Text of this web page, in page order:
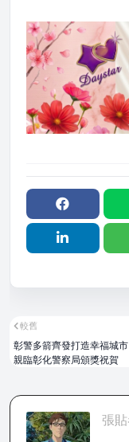
較舊
彰警多箭齊發打造幸福城
親臨彰化警察局頒獎祝賀
張貼